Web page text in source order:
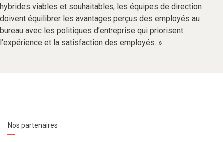
hybrides viables et souhaitables, les équipes de direction
doivent équilibrer les avantages perçus des employés au
bureau avec les politiques d’entreprise qui priorisent
l’expérience et la satisfaction des employés. »
Nos partenaires